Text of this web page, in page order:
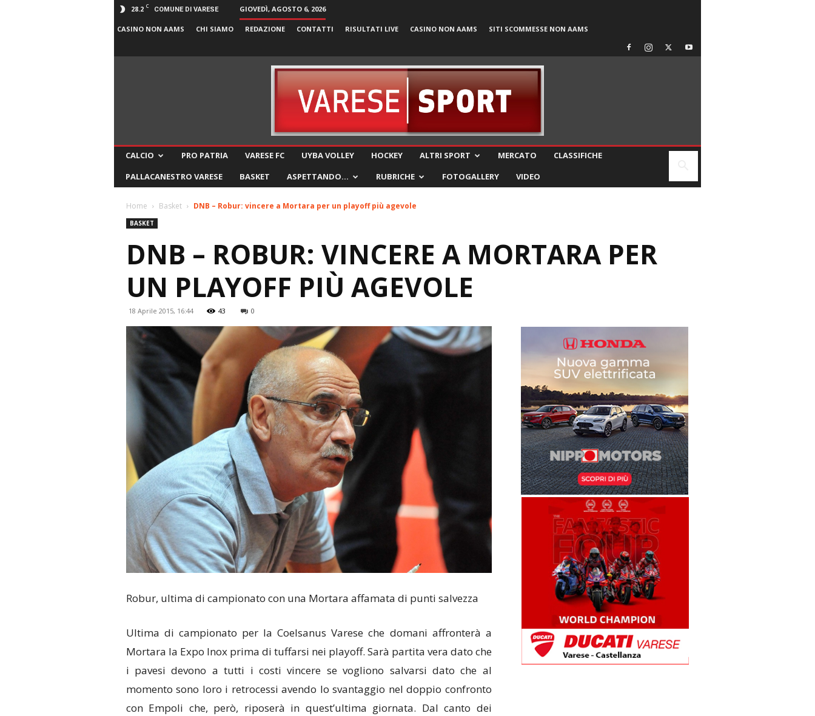
28.2 C COMUNE DI VARESE GIOVEDÌ, AGOSTO 6, 2026
CASINO NON AAMS CHI SIAMO REDAZIONE CONTATTI RISULTATI LIVE CASINO NON AAMS SITI SCOMMESSE NON AAMS
CALCIO PRO PATRIA VARESE FC UYBA VOLLEY HOCKEY ALTRI SPORT MERCATO
CLASSIFICHE
PALLACANESTRO VARESE
BASKET ASPETTANDO… RUBRICHE FOTOGALLERY VIDEO
Home Basket DNB – Robur: vincere a Mortara per un playoff più agevole
BASKET
DNB – ROBUR: VINCERE A MORTARA PER
UN PLAYOFF PIÙ AGEVOLE
18 Aprile 2015, 16:44 43 0
Robur, ultima di campionato con una Mortara affamata di punti salvezza
Ultima di campionato per la Coelsanus Varese che domani affronterà a
Mortara la Expo Inox prima di tuffarsi nei playoff. Sarà partita vera dato che
i pavesi devono a tutti i costi vincere se vogliono salvarsi dato che al
momento sono loro i retrocessi avendo lo svantaggio nel doppio confronto
con Empoli che, però, riposerà in quest’ultima giornata. Dal canto dei